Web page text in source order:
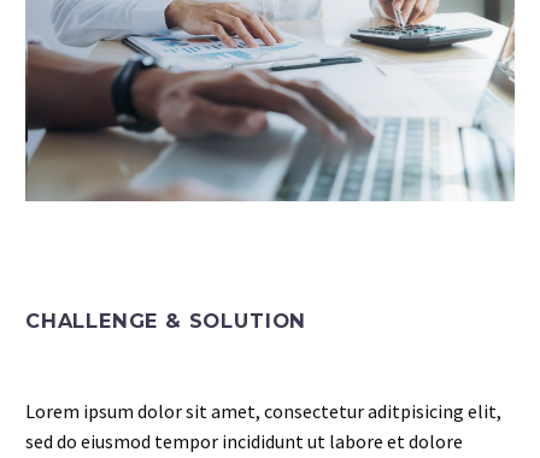
CHALLENGE & SOLUTION
Lorem ipsum dolor sit amet, consectetur aditpisicing elit,
sed do eiusmod tempor incididunt ut labore et dolore